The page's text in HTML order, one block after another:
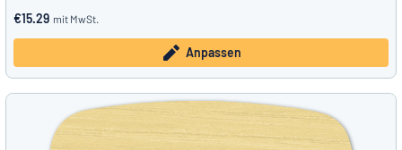
€15.29 mit MwSt.
Anpassen